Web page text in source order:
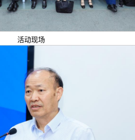
活动现场